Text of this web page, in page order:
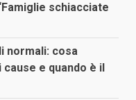
schiacciate
normali: cosa
e quando è il